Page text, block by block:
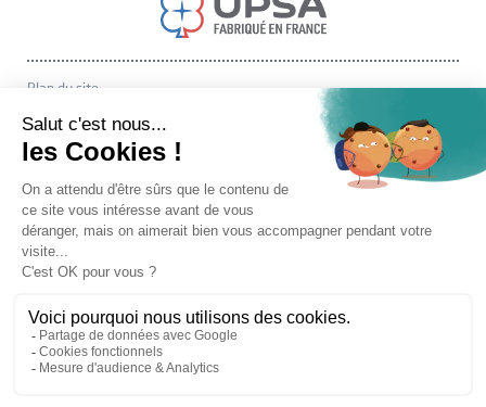
Plan du site
Contact
Vigilances
Politique de confidentialité et Gestion des cookies